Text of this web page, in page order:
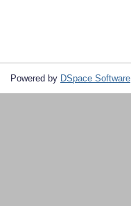
Powered by DSpace Software